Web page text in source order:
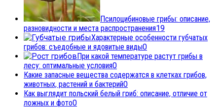
Псилоцибиновые грибы: описание,
разновидности и места распространения19
Характерные особенности губчатых
грибов: съедобные и ядовитые виды0
При какой температуре растут грибы в
лесу: оптимальные условия0
Какие запасные вещества содержатся в клетках грибов,
животных, растений и бактерий0
Как выглядит польский белый гриб: описание, отличие от
ложных и фото0